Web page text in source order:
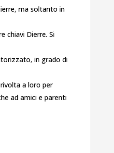
ma soltanto in
chiavi Dierre. Si
in grado di
a loro per
ad amici e parenti